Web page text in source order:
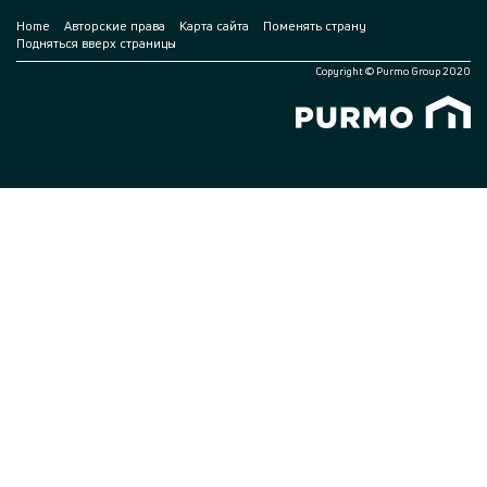
Home Авторские права Карта сайта
Поменять страну
Подняться вверх страницы
Copyright © Purmo Group 2020